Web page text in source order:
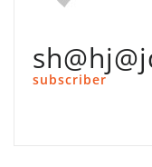
subscriber